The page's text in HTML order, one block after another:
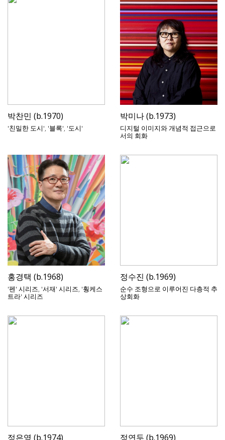
박찬민 (b.1970)
'친밀한 도시', '블록', '도시'
박미나 (b.1973)
디지털 이미지와 개념적 접근으로
서의 회화
홍경택 (b.1968)
'펜' 시리즈, '서재' 시리즈, '훵케스
트라' 시리즈
정수진 (b.1969)
순수 조형으로 이루어진 다층적 추
상회화
정은영 (b.1974) 정연두 (b.1969)